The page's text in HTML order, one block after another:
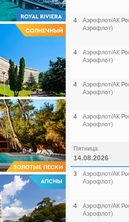
4
Аэрофлот/АК
Аэрофлот)
4
Аэрофлот/АК
Аэрофлот)
4
Аэрофлот/АК
Аэрофлот)
4
Аэрофлот/АК
Аэрофлот)
Пятница
14.08.2026
3
Аэрофлот/АК
Аэрофлот)
4
Аэрофлот/АК
Аэрофлот)